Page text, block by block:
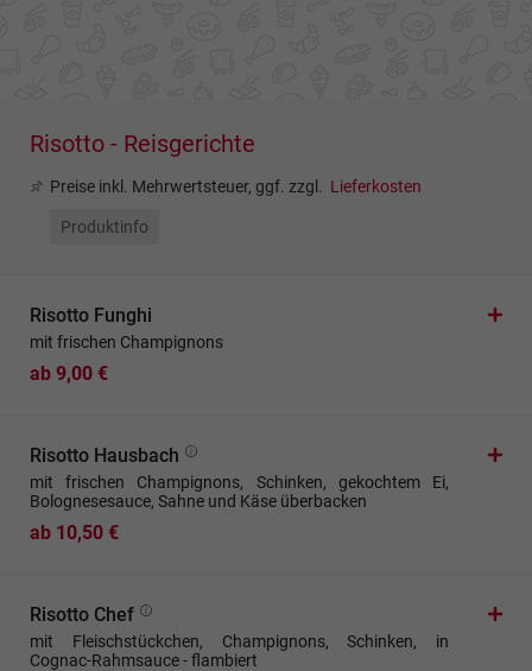
Risotto - Reisgerichte
Preise inkl. Mehrwertsteuer, ggf. zzgl. Lieferkosten
Produktinfo
Risotto Funghi
mit frischen Champignons
ab 9,00 €
Risotto Hausbach
mit frischen Champignons, Schinken, gekochtem Ei,
Bolognesesauce, Sahne und Käse überbacken
ab 10,50 €
Risotto Chef
mit Fleischstückchen, Champignons, Schinken, in
Cognac-Rahmsauce - flambiert